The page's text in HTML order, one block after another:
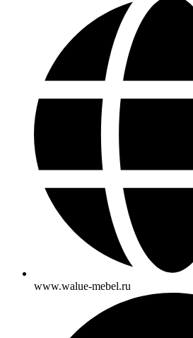
www.walue-mebel.ru